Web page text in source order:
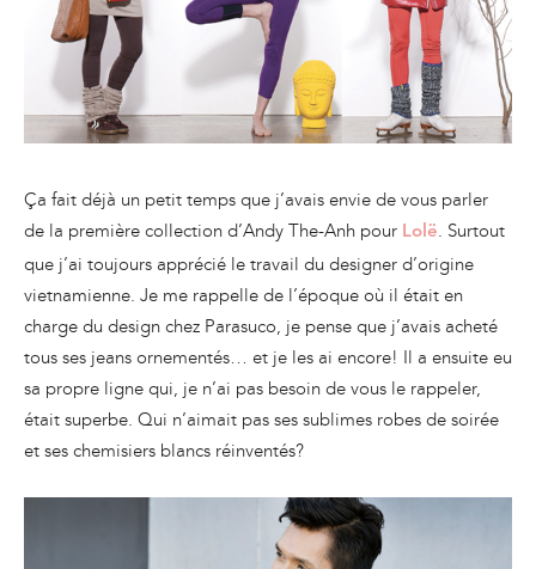
Ça fait déjà un petit temps que j’avais envie de vous parler
de la première collection d’Andy The-Anh pour Lolë. Surtout
que j’ai toujours apprécié le travail du designer d’origine
vietnamienne. Je me rappelle de l’époque où il était en
charge du design chez Parasuco, je pense que j’avais acheté
tous ses jeans ornementés… et je les ai encore! Il a ensuite eu
sa propre ligne qui, je n’ai pas besoin de vous le rappeler,
était superbe. Qui n’aimait pas ses sublimes robes de soirée
et ses chemisiers blancs réinventés?